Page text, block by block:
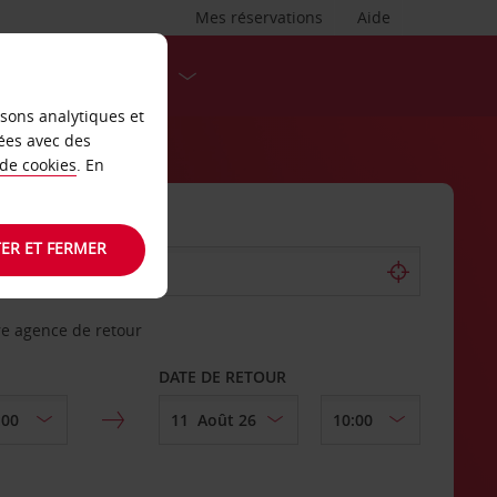
Aide
Mes réservations
agence de retour
DATE DE RETOUR
analytiques et
avec des
cookies. En
ET FERMER